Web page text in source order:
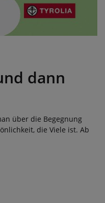
dann
über die Begegnung
die Viele ist. Ab